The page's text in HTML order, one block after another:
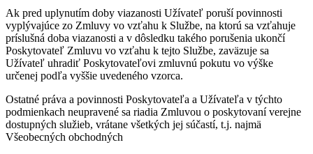
Ak pred uplynutím doby viazanosti Užívateľ poruší povinnosti
vyplývajúce zo Zmluvy vo vzťahu k Službe, na ktorú sa vzťahuje
príslušná doba viazanosti a v dôsledku takého porušenia ukončí
Poskytovateľ Zmluvu vo vzťahu k tejto Službe, zaväzuje sa
Užívateľ uhradiť Poskytovateľovi zmluvnú pokutu vo výške
určenej podľa vyššie uvedeného vzorca.
Ostatné práva a povinnosti Poskytovateľa a Užívateľa v týchto
podmienkach neupravené sa riadia Zmluvou o poskytovaní verejne
dostupných služieb, vrátane všetkých jej súčastí, t.j. najmä
Všeobecných obchodných